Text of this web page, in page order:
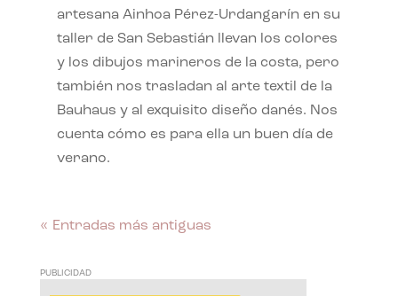
artesana Ainhoa Pérez-Urdangarín en su
taller de San Sebastián llevan los colores
y los dibujos marineros de la costa, pero
también nos trasladan al arte textil de la
Bauhaus y al exquisito diseño danés. Nos
cuenta cómo es para ella un buen día de
verano.
« Entradas más antiguas
PUBLICIDAD